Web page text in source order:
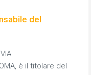
del
è il titolare del